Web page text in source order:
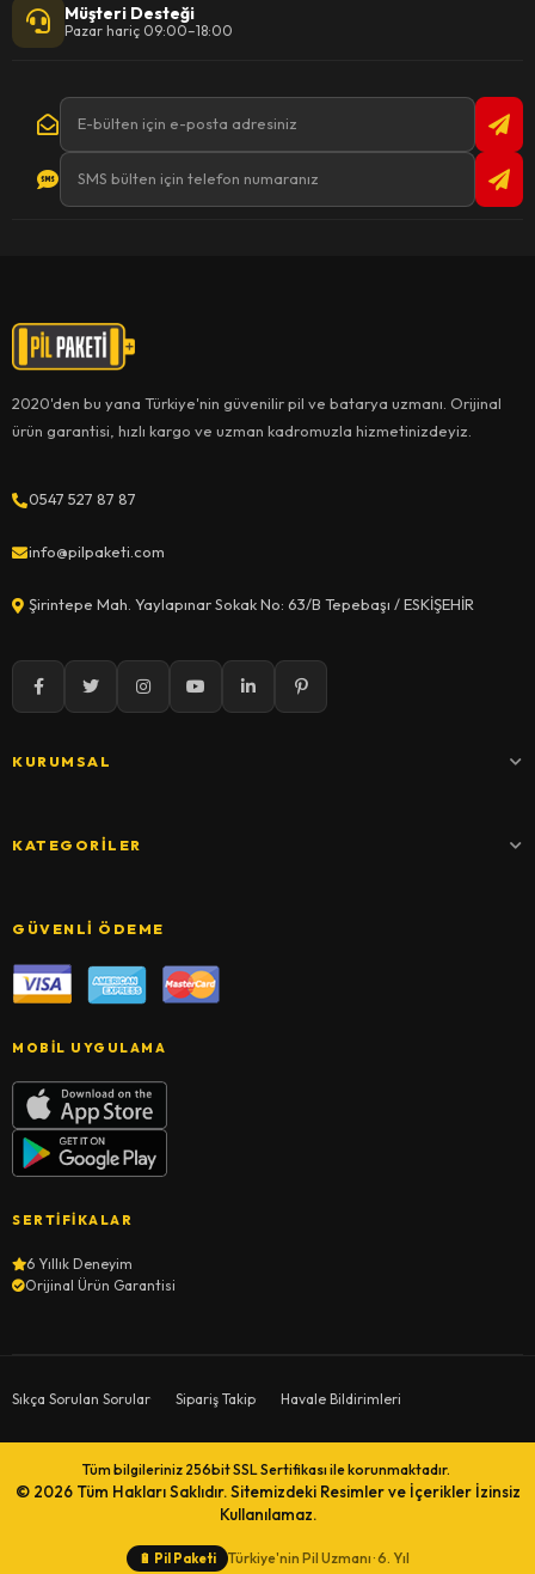
Müşteri Desteği
Pazar hariç 09:00–18:00
2020'den bu yana Türkiye'nin güvenilir pil ve batarya uzmanı. Orijinal
ürün garantisi, hızlı kargo ve uzman kadromuzla hizmetinizdeyiz.
0547 527 87 87
info@pilpaketi.com
Şirintepe Mah. Yaylapınar Sokak No: 63/B Tepebaşı / ESKİŞEHİR
KURUMSAL
KATEGORILER
GÜVENLI ÖDEME
MOBIL UYGULAMA
SERTIFIKALAR
6 Yıllık Deneyim
Orijinal Ürün Garantisi
Sıkça Sorulan Sorular Sipariş Takip Havale Bildirimleri
Tüm bilgileriniz 256bit SSL Sertifikası ile korunmaktadır.
© 2026 Tüm Hakları Saklıdır. Sitemizdeki Resimler ve İçerikler İzinsiz
Kullanılamaz.
🔋 Pil Paketi Türkiye'nin Pil Uzmanı · 6. Yıl